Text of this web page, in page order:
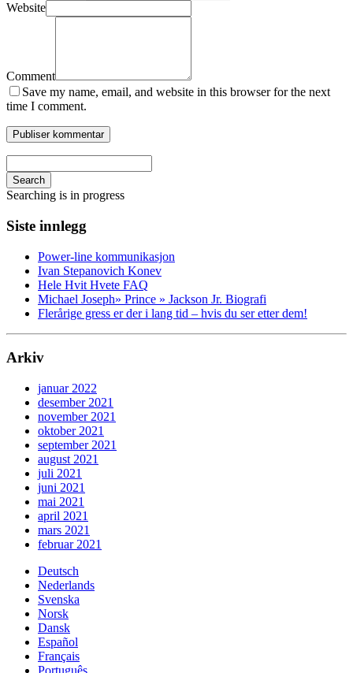
Website
Comment
Save my name, email, and website in this browser for the next
time I comment.
Search
Searching is in progress
Siste innlegg
Power-line kommunikasjon
Ivan Stepanovich Konev
Hele Hvit Hvete FAQ
Michael Joseph» Prince » Jackson Jr. Biografi
Flerårige gress er der i lang tid – hvis du ser etter dem!
Arkiv
januar 2022
desember 2021
november 2021
oktober 2021
september 2021
august 2021
juli 2021
juni 2021
mai 2021
april 2021
mars 2021
februar 2021
Deutsch
Nederlands
Svenska
Norsk
Dansk
Español
Français
Português